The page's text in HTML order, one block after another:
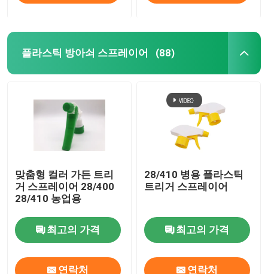
플라스틱 방아쇠 스프레이어 (88)
맞춤형 컬러 가든 트리
거 스프레이어 28/400
28/410 농업용
최고의 가격
연락처
28/410 병용 플라스틱
트리거 스프레이어
최고의 가격
연락처